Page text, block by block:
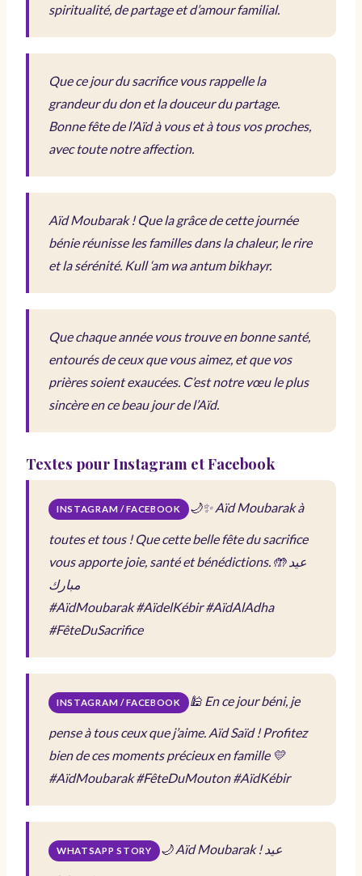
spiritualité, de partage et d’amour familial.
Que ce jour du sacrifice vous rappelle la
grandeur du don et la douceur du partage.
Bonne fête de l’Aïd à vous et à tous vos proches,
avec toute notre affection.
Aïd Moubarak ! Que la grâce de cette journée
bénie réunisse les familles dans la chaleur, le rire
et la sérénité. Kull ‘am wa antum bikhayr.
Que chaque année vous trouve en bonne santé,
entourés de ceux que vous aimez, et que vos
prières soient exaucées. C’est notre vœu le plus
sincère en ce beau jour de l’Aïd.
Textes pour Instagram et Facebook
INSTAGRAM / FACEBOOK 🌙✨ Aïd Moubarak à
toutes et tous ! Que cette belle fête du sacrifice
vous apporte joie, santé et bénédictions. 🤲عيد
مبارك
#AïdMoubarak #AïdelKébir #AïdAlAdha
#FêteDuSacrifice
INSTAGRAM / FACEBOOK 🕌 En ce jour béni, je
pense à tous ceux que j’aime. Aïd Saïd ! Profitez
bien de ces moments précieux en famille 💛
#AïdMoubarak #FêteDuMouton #AïdKébir
WHATSAPP STORY 🌙 Aïd Moubarak !عيد